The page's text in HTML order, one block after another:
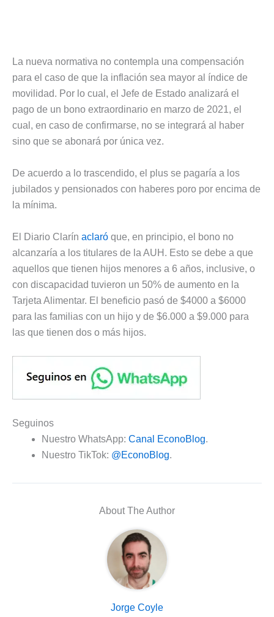
La nueva normativa no contempla una compensación
para el caso de que la inflación sea mayor al índice de
movilidad. Por lo cual, el Jefe de Estado analizará el
pago de un bono extraordinario en marzo de 2021, el
cual, en caso de confirmarse, no se integrará al haber
sino que se abonará por única vez.
De acuerdo a lo trascendido, el plus se pagaría a los
jubilados y pensionados con haberes poro por encima de
la mínima.
El Diario Clarín aclaró que, en principio, el bono no
alcanzaría a los titulares de la AUH. Esto se debe a que
aquellos que tienen hijos menores a 6 años, inclusive, o
con discapacidad tuvieron un 50% de aumento en la
Tarjeta Alimentar. El beneficio pasó de $4000 a $6000
para las familias con un hijo y de $6.000 a $9.000 para
las que tienen dos o más hijos.
Seguinos
Nuestro WhatsApp: Canal EconoBlog.
Nuestro TikTok: @EconoBlog.
About The Author
Jorge Coyle